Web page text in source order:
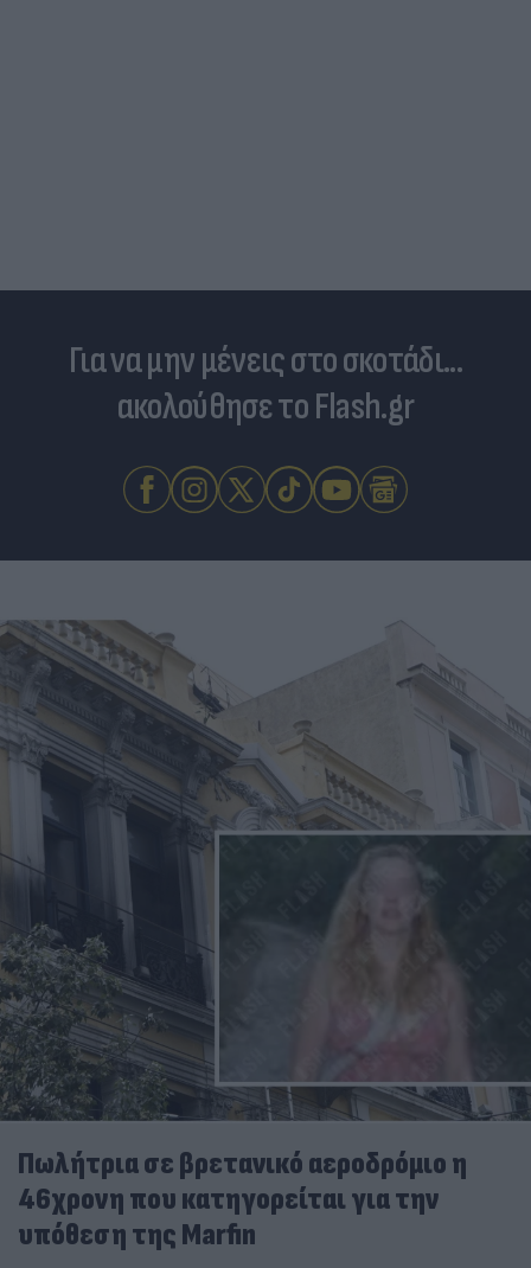
Για να μην μένεις στο σκοτάδι...
ακολούθησε το Flash.gr
Πωλήτρια σε βρετανικό αεροδρόμιο η
46χρονη που κατηγορείται για την
υπόθεση της Marfin